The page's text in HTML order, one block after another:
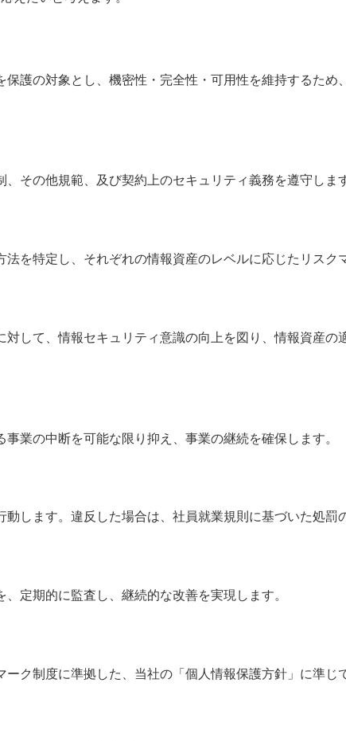
保護の対象とし、機密性・完全性・可用性を維持するた
その他規範、及び契約上のセキュリティ義務を遵守しま
を特定し、それぞれの情報資産のレベルに応じたリスク
対して、情報セキュリティ意識の向上を図り、情報資産
業の中断を可能な限り抑え、事業の継続を確保します。
します。違反した場合は、社員就業規則に基づいた処罰
定期的に監査し、継続的な改善を実現します。
ク制度に準拠した、当社の「個人情報保護方針」に準じ